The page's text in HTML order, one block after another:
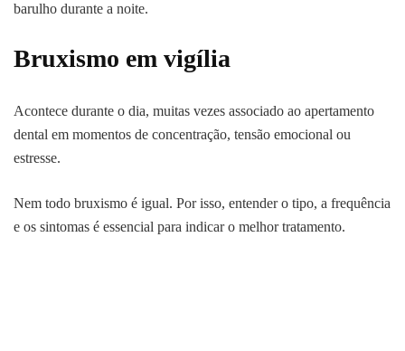
barulho durante a noite.
Bruxismo em vigília
Acontece durante o dia, muitas vezes associado ao apertamento
dental em momentos de concentração, tensão emocional ou
estresse.
Nem todo bruxismo é igual. Por isso, entender o tipo, a frequência
e os sintomas é essencial para indicar o melhor tratamento.